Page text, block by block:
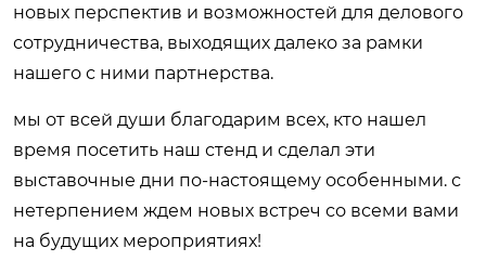
новых перспектив и возможностей для делового
сотрудничества, выходящих далеко за рамки
нашего с ними партнерства.
мы от всей души благодарим всех, кто нашел
время посетить наш стенд и сделал эти
выставочные дни по-настоящему особенными. с
нетерпением ждем новых встреч со всеми вами
на будущих мероприятиях!